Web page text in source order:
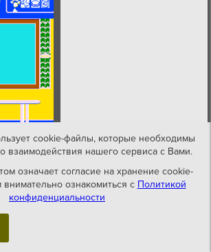
cookie-файлы, которые необходимы
взаимодействия нашего сервиса с Вами.
означает согласие на хранение cookie-
ознакомиться с Политикой
конфиденциальности